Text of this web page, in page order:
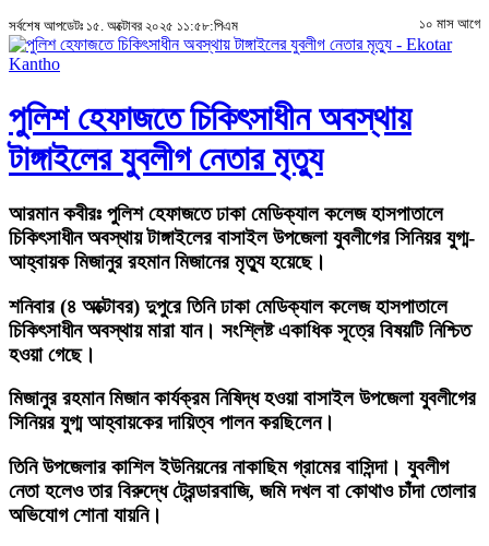
সর্বশেষ আপডেটঃ ১৫. অক্টোবর ২০২৫ ১১:৫৮:পিএম ১০ মাস আগে
পুলিশ হেফাজতে চিকিৎসাধীন অবস্থায়
টাঙ্গাইলের যুবলীগ নেতার মৃত্যু
আরমান কবীরঃ পুলিশ হেফাজতে ঢাকা মেডিক্যাল কলেজ হাসপাতালে
চিকিৎসাধীন অবস্থায় টাঙ্গাইলের বাসাইল উপজেলা যুবলীগের সিনিয়র যুগ্ম-
আহ্বায়ক মিজানুর রহমান মিজানের মৃত্যু হয়েছে।
শনিবার (৪ অক্টোবর) দুপুরে তিনি ঢাকা মেডিক্যাল কলেজ হাসপাতালে
চিকিৎসাধীন অবস্থায় মারা যান। সংশ্লিষ্ট একাধিক সূত্রে বিষয়টি নিশ্চিত
হওয়া গেছে।
মিজানুর রহমান মিজান কার্যক্রম নিষিদ্ধ হওয়া বাসাইল উপজেলা যুবলীগের
সিনিয়র যুগ্ম আহ্বায়কের দায়িত্ব পালন করছিলেন।
তিনি উপজেলার কাশিল ইউনিয়নের নাকাছিম গ্রামের বাসিন্দা। যুবলীগ
নেতা হলেও তার বিরুদ্ধে ট্রেন্ডারবাজি, জমি দখল বা কোথাও চাঁদা তোলার
অভিযোগ শোনা যায়নি।